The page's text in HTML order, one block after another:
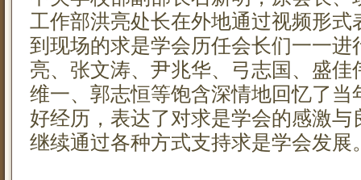
工作部洪亮处长在外地通过视频形
到现场的求是学会历任会长们一一
亮、张文涛、尹兆华、弓志国、盛
维一、郭志恒等饱含深情地回忆了
好经历，表达了对求是学会的感激
继续通过各种方式支持求是学会发展